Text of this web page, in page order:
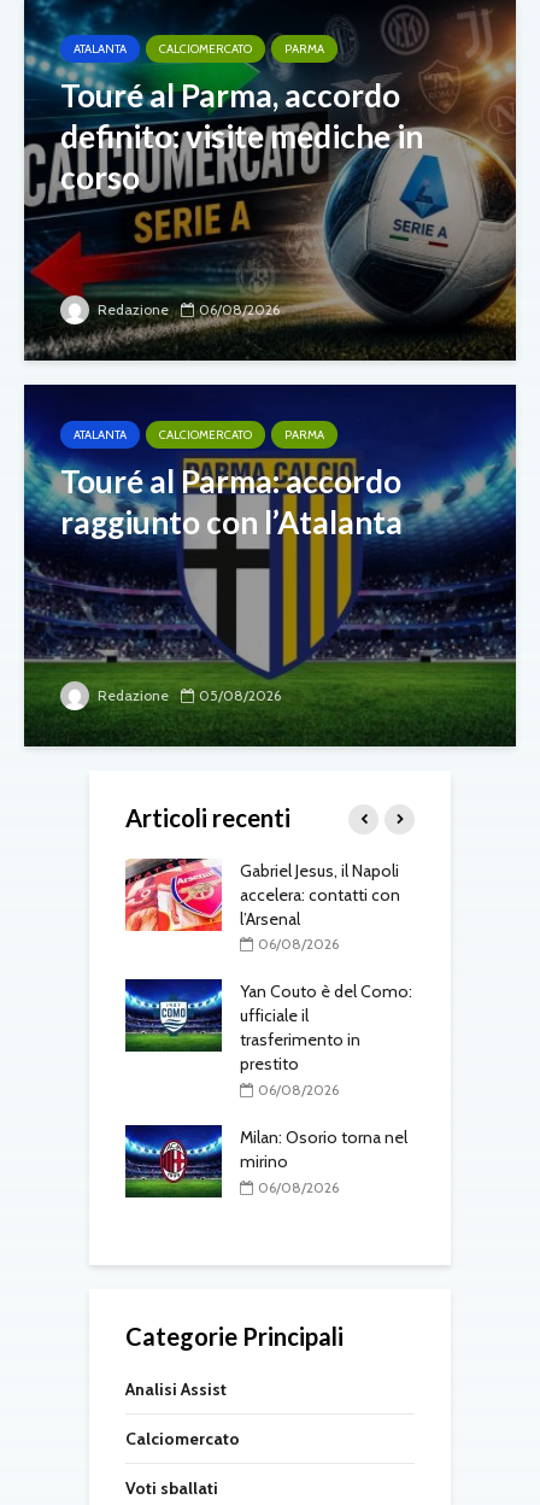
ATALANTA CALCIOMERCATO PARMA
Touré al Parma, accordo
definito: visite mediche in
corso
Redazione 06/08/2026
ATALANTA CALCIOMERCATO PARMA
Touré al Parma: accordo
raggiunto con l’Atalanta
Redazione 05/08/2026
Articoli recenti
Gabriel Jesus, il Napoli
accelera: contatti con
l’Arsenal
06/08/2026
Yan Couto è del Como:
ufficiale il
trasferimento in
prestito
06/08/2026
Milan: Osorio torna nel
mirino
06/08/2026
Categorie Principali
Analisi Assist
Calciomercato
Voti sballati